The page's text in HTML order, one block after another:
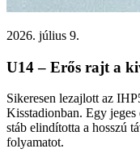
2026. július 9.
U14 – Erős rajt a
Sikeresen lezajlott az
Kisstadionban. Egy jeges
stáb elindította a hosszú
folyamatot.